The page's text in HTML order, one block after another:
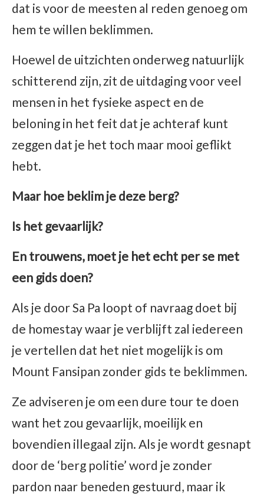
dat is voor de meesten al reden genoeg om
hem te willen beklimmen.
Hoewel de uitzichten onderweg natuurlijk
schitterend zijn, zit de uitdaging voor veel
mensen in het fysieke aspect en de
beloning in het feit dat je achteraf kunt
zeggen dat je het toch maar mooi geflikt
hebt.
Maar hoe beklim je deze berg?
Is het gevaarlijk?
En trouwens, moet je het echt per se met
een gids doen?
Als je door Sa Pa loopt of navraag doet bij
de homestay waar je verblijft zal iedereen
je vertellen dat het niet mogelijk is om
Mount Fansipan zonder gids te beklimmen.
Ze adviseren je om een dure tour te doen
want het zou gevaarlijk, moeilijk en
bovendien illegaal zijn. Als je wordt gesnapt
door de ‘berg politie’ word je zonder
pardon naar beneden gestuurd, maar ik